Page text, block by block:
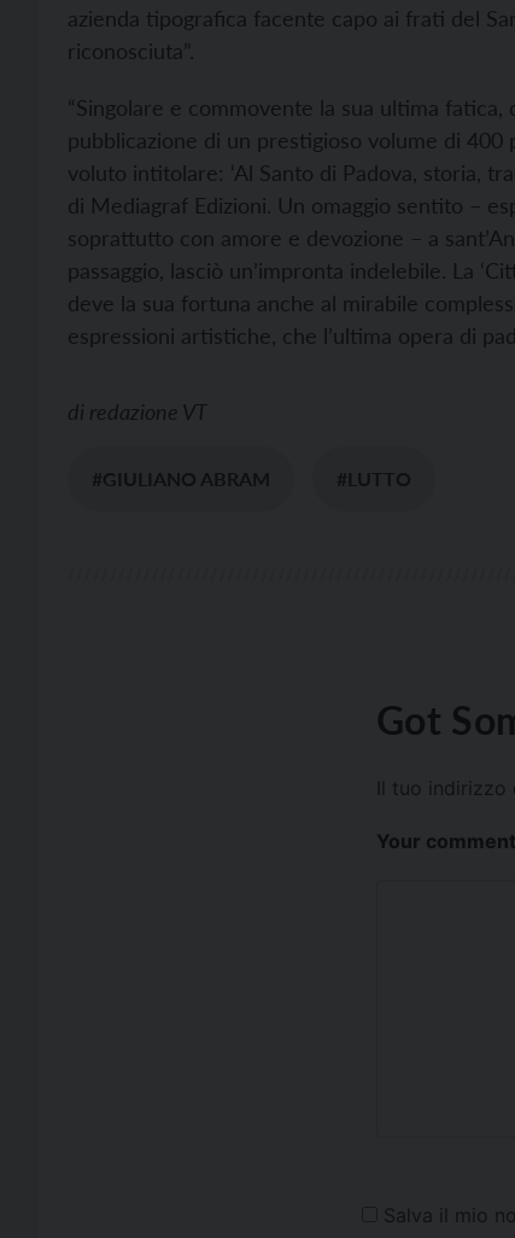
azienda tipografica facente capo ai frati del
riconosciuta”.
“Singolare e commovente la sua ultima
pubblicazione di un prestigioso volume di
voluto intitolare: ‘Al Santo di Padova, storia,
di Mediagraf Edizioni. Un omaggio sentito –
soprattutto con amore e devozione – a
passaggio, lasciò un’impronta indelebile. La
deve la sua fortuna anche al mirabile
espressioni artistiche, che l’ultima opera di
di redazione VT
#GIULIANO ABRAM #LUTTO
Got
Il tuo
Your comment
Salva il mio